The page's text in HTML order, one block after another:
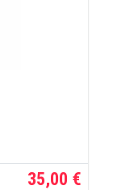
35,00 €